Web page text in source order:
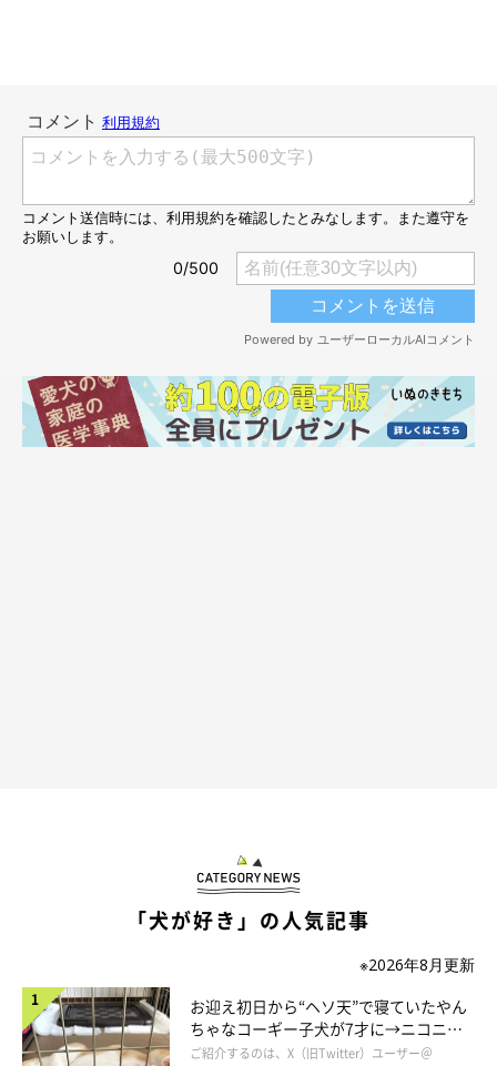
「お仕事行っちゃうんですか？」
＠lovelylatte1228
「犬が好き」の人気記事
※2026年8月更新
お迎え初日から“ヘソ天”で寝ていたやん
ちゃなコーギー子犬が7才に→ニコニ
コ“コーギースマイル”が魅力のコに成
ご紹介するのは、X（旧Twitter）ユーザー＠